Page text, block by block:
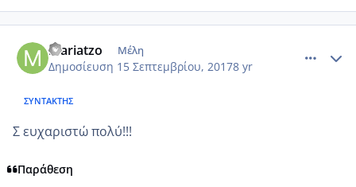
mariatzo Μέλη
Δημοσίευση 15 Σεπτεμβρίου, 20178 yr
ΣΥΝΤΆΚΤΗΣ
Σ ευχαριστώ πολύ!!!
Παράθεση